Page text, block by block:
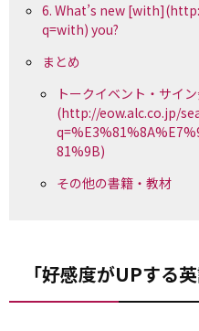
6. What’s new
q=with) you?
まとめ
トークイベント・サイ
(http://eow.alc.co.jp/
81%9B)
その他の書籍・教材
「好感度がUPする